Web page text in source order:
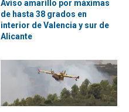
Aviso amarillo por máximas
de hasta 38 grados en
interior de Valencia y sur de
Alicante